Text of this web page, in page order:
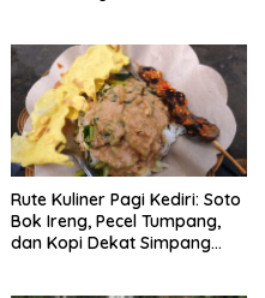
Rute Kuliner Pagi Kediri: Soto
Bok Ireng, Pecel Tumpang,
dan Kopi Dekat Simpang